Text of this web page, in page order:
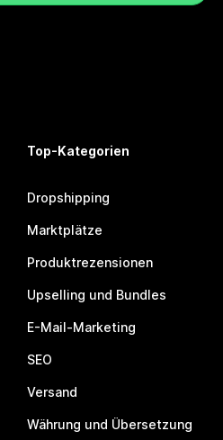
Top-Kategorien
Dropshipping
Marktplätze
Produktrezensionen
Upselling und Bundles
E-Mail-Marketing
SEO
Versand
Währung und Übersetzung